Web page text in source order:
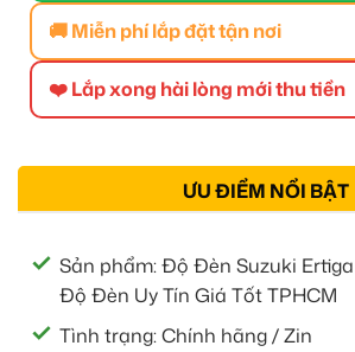
🚚 Miễn phí lắp đặt tận nơi
❤️ Lắp xong hài lòng mới thu tiền
ƯU ĐIỂM NỔI BẬT
Sản phẩm: Độ Đèn Suzuki
Độ Đèn Uy Tín Giá Tốt TPHCM
Tình trạng: Chính hãng / Zin